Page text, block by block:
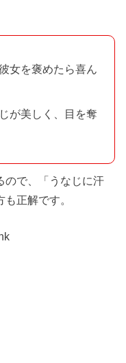
女を褒めたら喜ん
が美しく、目を奪
ので、「うなじに汗
正解です。